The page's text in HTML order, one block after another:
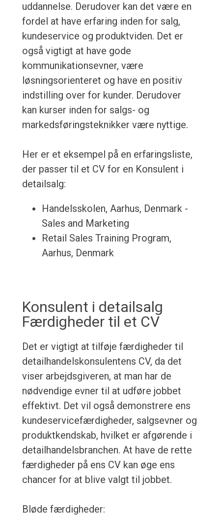
uddannelse. Derudover kan det være en
fordel at have erfaring inden for salg,
kundeservice og produktviden. Det er
også vigtigt at have gode
kommunikationsevner, være
løsningsorienteret og have en positiv
indstilling over for kunder. Derudover
kan kurser inden for salgs- og
markedsføringsteknikker være nyttige.
Her er et eksempel på en erfaringsliste,
der passer til et CV for en Konsulent i
detailsalg:
Handelsskolen, Aarhus, Denmark -
Sales and Marketing
Retail Sales Training Program,
Aarhus, Denmark
Konsulent i detailsalg
Færdigheder til et CV
Det er vigtigt at tilføje færdigheder til
detailhandelskonsulentens CV, da det
viser arbejdsgiveren, at man har de
nødvendige evner til at udføre jobbet
effektivt. Det vil også demonstrere ens
kundeservicefærdigheder, salgsevner og
produktkendskab, hvilket er afgørende i
detailhandelsbranchen. At have de rette
færdigheder på ens CV kan øge ens
chancer for at blive valgt til jobbet.
Bløde færdigheder: